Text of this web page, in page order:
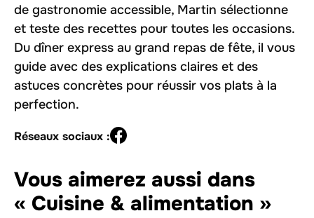
de gastronomie accessible, Martin sélectionne
et teste des recettes pour toutes les occasions.
Du dîner express au grand repas de fête, il vous
guide avec des explications claires et des
astuces concrètes pour réussir vos plats à la
perfection.
Réseaux sociaux :
Vous aimerez aussi dans
« Cuisine & alimentation »